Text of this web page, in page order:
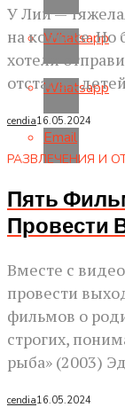
Whatsapp
Whatsapp
Email
У Лии —
на коляске.
хотели
отсталых
cendia16.05.2024
РАЗВЛЕЧЕНИЯ И
Пять
Провести
Вместе с
провести
фильмов о
строгих,
рыба» (2003)
cendia16.05.2024